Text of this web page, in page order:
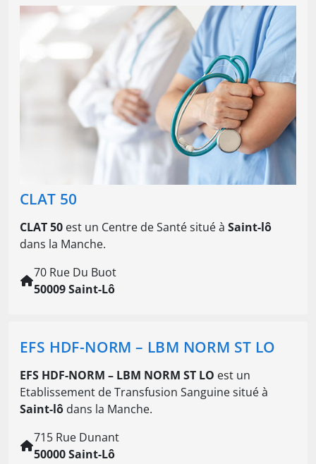
CLAT 50
CLAT 50 est un Centre de Santé situé à Saint-lô
dans la Manche.
70 Rue Du Buot
50009 Saint-Lô
EFS HDF-NORM – LBM NORM ST LO
EFS HDF-NORM – LBM NORM ST LO est un
Etablissement de Transfusion Sanguine situé à
Saint-lô dans la Manche.
715 Rue Dunant
50000 Saint-Lô